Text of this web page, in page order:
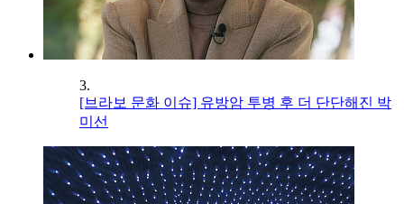
3.
[브라보 문화 이슈] 유방암 투병 후 더 단단해진 박
미선